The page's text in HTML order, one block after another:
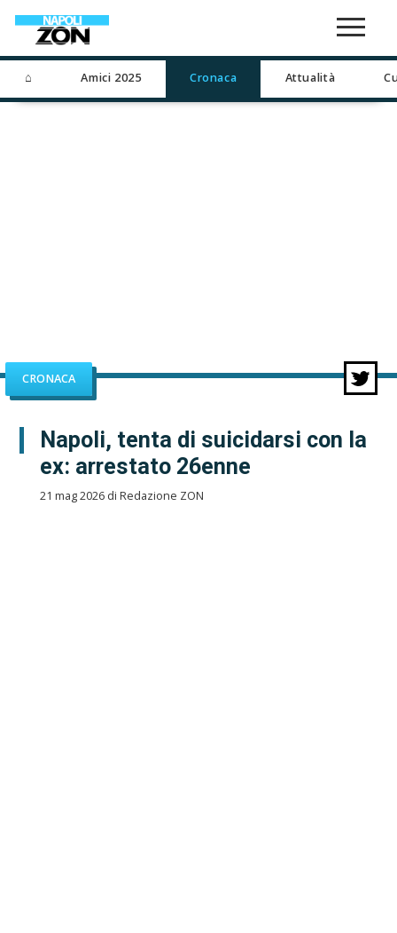
⌂ Amici 2025 Cronaca Attualità
CRONACA
Napoli, tenta di suicidarsi con la
ex: arrestato 26enne
21 mag 2026 di Redazione ZON